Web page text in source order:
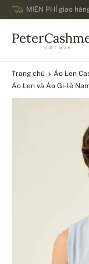
MIỄN PHÍ giao
VIỆT NAM
Trang chủ
Áo Len
Áo Len và Áo Gi-lê